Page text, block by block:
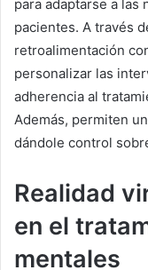
para adaptarse a las
pacientes. A través
retroalimentación
personalizar las
adherencia al
Además, permiten
dándole control
Realidad
en el
mentales